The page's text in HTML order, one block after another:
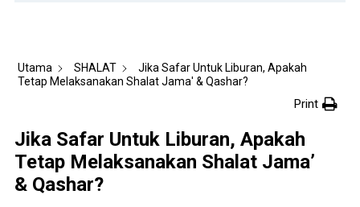
Utama SHALAT
Jika Safar Untuk Liburan, Apakah
Tetap Melaksanakan Shalat Jama' & Qashar?
Print
Jika Safar Untuk Liburan, Apakah
Tetap Melaksanakan Shalat Jama’
& Qashar?